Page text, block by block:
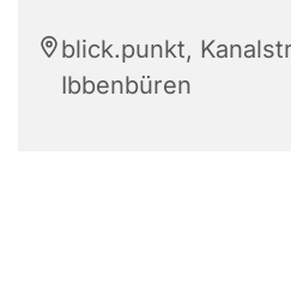
blick.punkt,
Ibbenbüren